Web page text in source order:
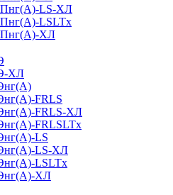
LS-ХЛ
LSLTx
ХЛ
ХЛ
FRLS
FRLS-ХЛ
FRLSLTx
LS
LS-ХЛ
LSLTx
ХЛ